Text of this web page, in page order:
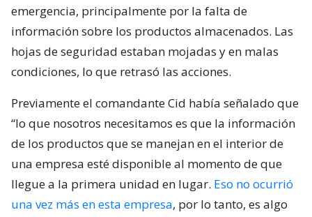
emergencia, principalmente por la falta de
información sobre los productos almacenados. Las
hojas de seguridad estaban mojadas y en malas
condiciones, lo que retrasó las acciones.
Previamente el comandante Cid había señalado que
“lo que nosotros necesitamos es que la información
de los productos que se manejan en el interior de
una empresa esté disponible al momento de que
llegue a la primera unidad en lugar. Eso no ocurrió
una vez más en esta empresa, por lo tanto, es algo